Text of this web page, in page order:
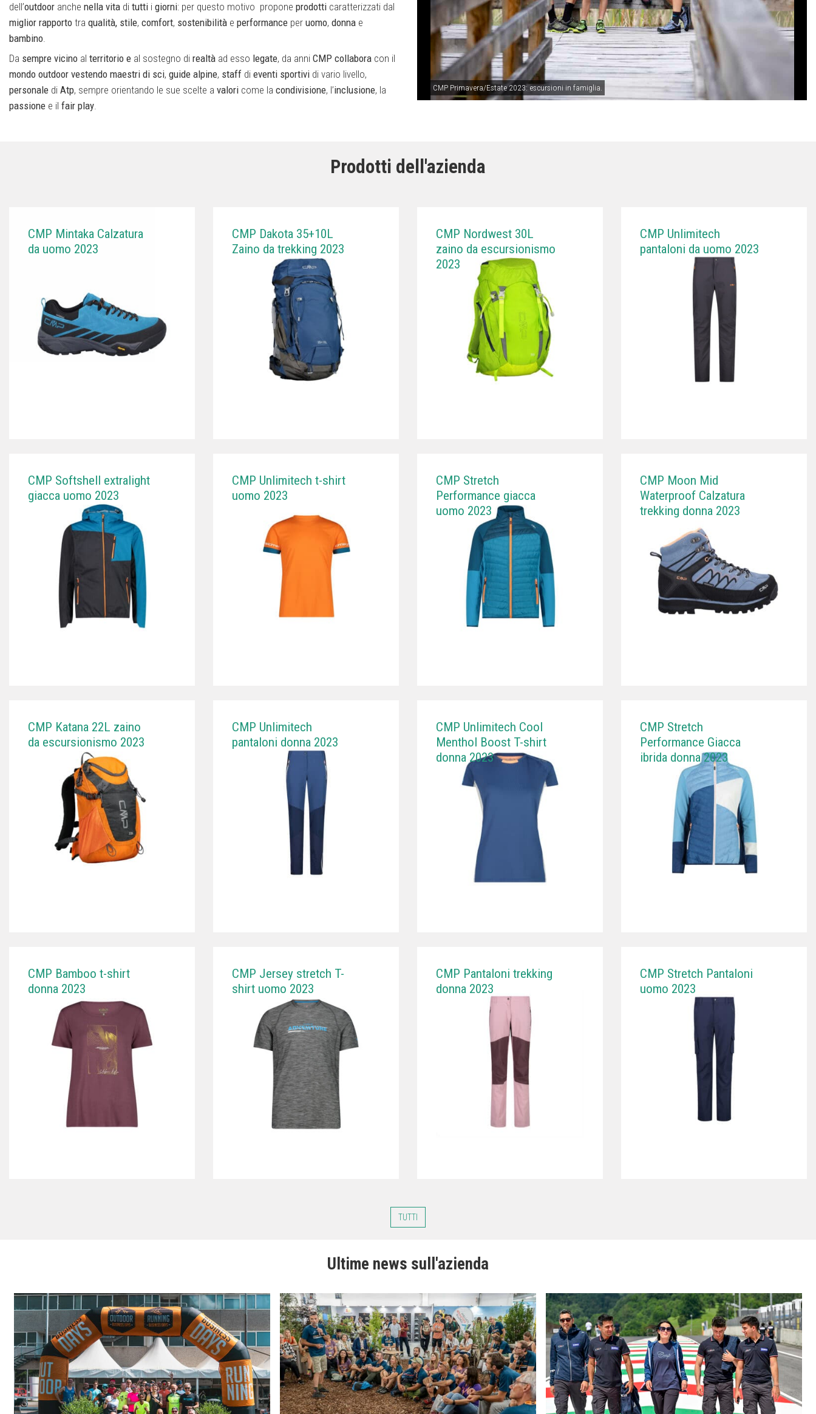
dell’outdoor anche nella vita di tutti i giorni: per questo motivo propone prodotti caratterizzati dal
miglior rapporto tra qualità, stile, comfort, sostenibilità e performance per uomo, donna e
bambino.
Da sempre vicino al territorio e al sostegno di realtà ad esso legate, da anni CMP collabora con il
mondo outdoor vestendo maestri di sci, guide alpine, staff di eventi sportivi di vario livello,
personale di Atp, sempre orientando le sue scelte a valori come la condivisione, l’inclusione, la
passione e il fair play
CMP Primavera/Estate 2023: escursioni in famiglia.
Prodotti dell'azienda
CMP Mintaka Calzatura
da uomo 2023
CMP Dakota 35+10L
Zaino da trekking 2023
CMP Nordwest 30L
zaino da escursionismo
2023
CMP Unlimitech
pantaloni da uomo 2023
CMP Softshell extralight
giacca uomo 2023
CMP Unlimitech t-shirt
uomo 2023
CMP Stretch
Performance giacca
uomo 2023
CMP Moon Mid
Waterproof Calzatura
trekking donna 2023
CMP Katana 22L zaino
da escursionismo 2023
CMP Unlimitech
pantaloni donna 2023
CMP Unlimitech Cool
Menthol Boost T-shirt
donna 2023
CMP Stretch
Performance Giacca
ibrida donna 2023
CMP Bamboo t-shirt
donna 2023
CMP Jersey stretch T-
shirt uomo 2023
CMP Pantaloni trekking
donna 2023
CMP Stretch Pantaloni
uomo 2023
TUTTI
Ultime news sull'azienda